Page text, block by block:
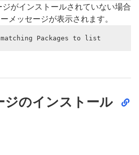
ジがインストールされていない場合
メッセージが表示されます。
Packages to list
ジのインストール